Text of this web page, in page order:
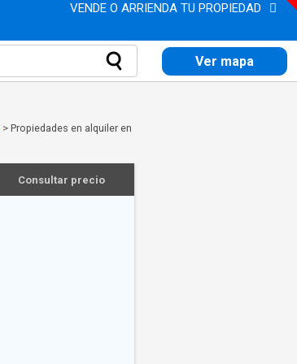
VENDE O ARRIENDA TU PROPIEDAD
Ver mapa
> Propiedades en alquiler en
Consultar precio